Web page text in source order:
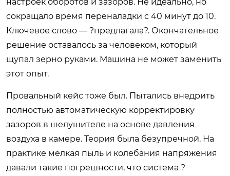
сокращало время переналадки с 40 минут до 10.
Ключевое слово — ?предлагала?. Окончательное
решение оставалось за человеком, который
щупал зерно руками. Машина не может заменить
этот опыт.
Провальный кейс тоже был. Пытались внедрить
полностью автоматическую корректировку
зазоров в шелушителе на основе давления
воздуха в камере. Теория была безупречной. На
практике мелкая пыль и колебания напряжения
давали такие погрешности, что система ?